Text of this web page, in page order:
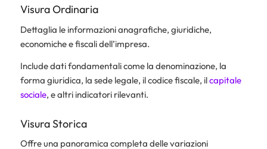
Visura Ordinaria
Dettaglia le informazioni anagrafiche, giuridiche,
economiche e fiscali dell’impresa.
Include dati fondamentali come la denominazione, la
forma giuridica, la sede legale, il codice fiscale, ilcapitale
sociale, e altri indicatori rilevanti.
Visura Storica
Offre una panoramica completa delle variazioni